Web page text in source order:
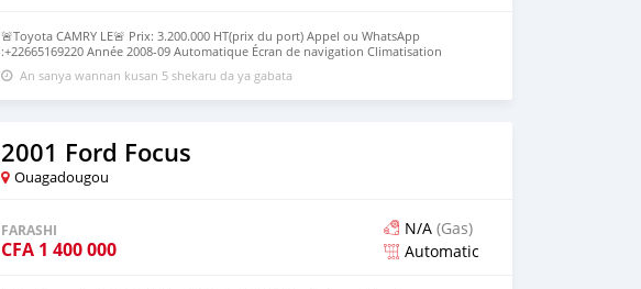
🚨Toyota CAMRY LE🚨 Prix: 3.200.000 HT(prix du port) Appel ou WhatsApp
:+22665169220 Année 2008-09 Automatique Écran de navigation Climatisation
d'origine
An sanya wannan kusan 5 shekaru da ya gabata
2001 Ford Focus
Ouagadougou
FARASHI
CFA 1 400 000
N/A (Gas)
Automatic